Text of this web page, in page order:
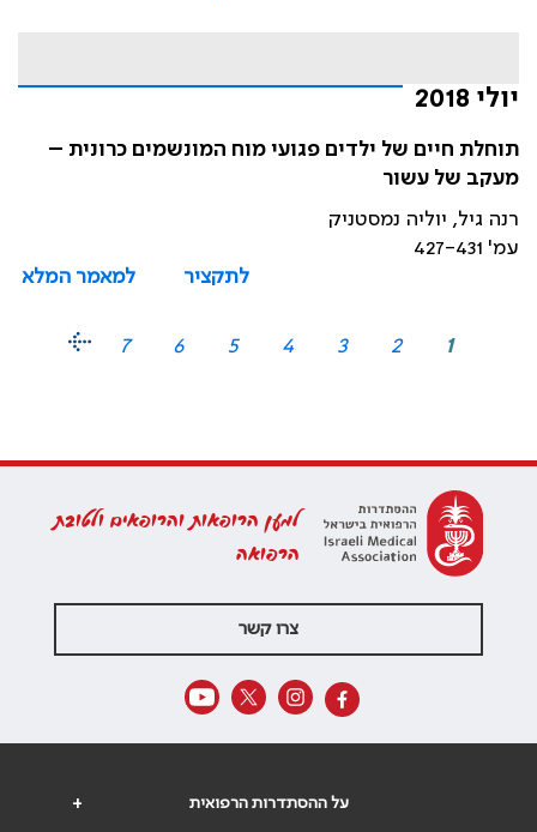
יולי 2018
תוחלת חיים של ילדים פגועי מוח המונשמים כרונית –
מעקב של עשור
רנה גיל, יוליה נמסטניק
עמ' 427-431
לתקציר
למאמר המלא
1
2
3
4
5
6
7
למען הרופאות והרופאים ולטובת
הרפואה
צרו קשר
+ על ההסתדרות הרפואית